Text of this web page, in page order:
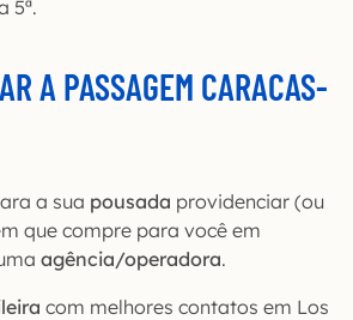
5ª.
A PASSAGEM CARACAS-
a sua pousada providenciar (ou
que compre para você em
agência/operadora.
com melhores contatos em Los